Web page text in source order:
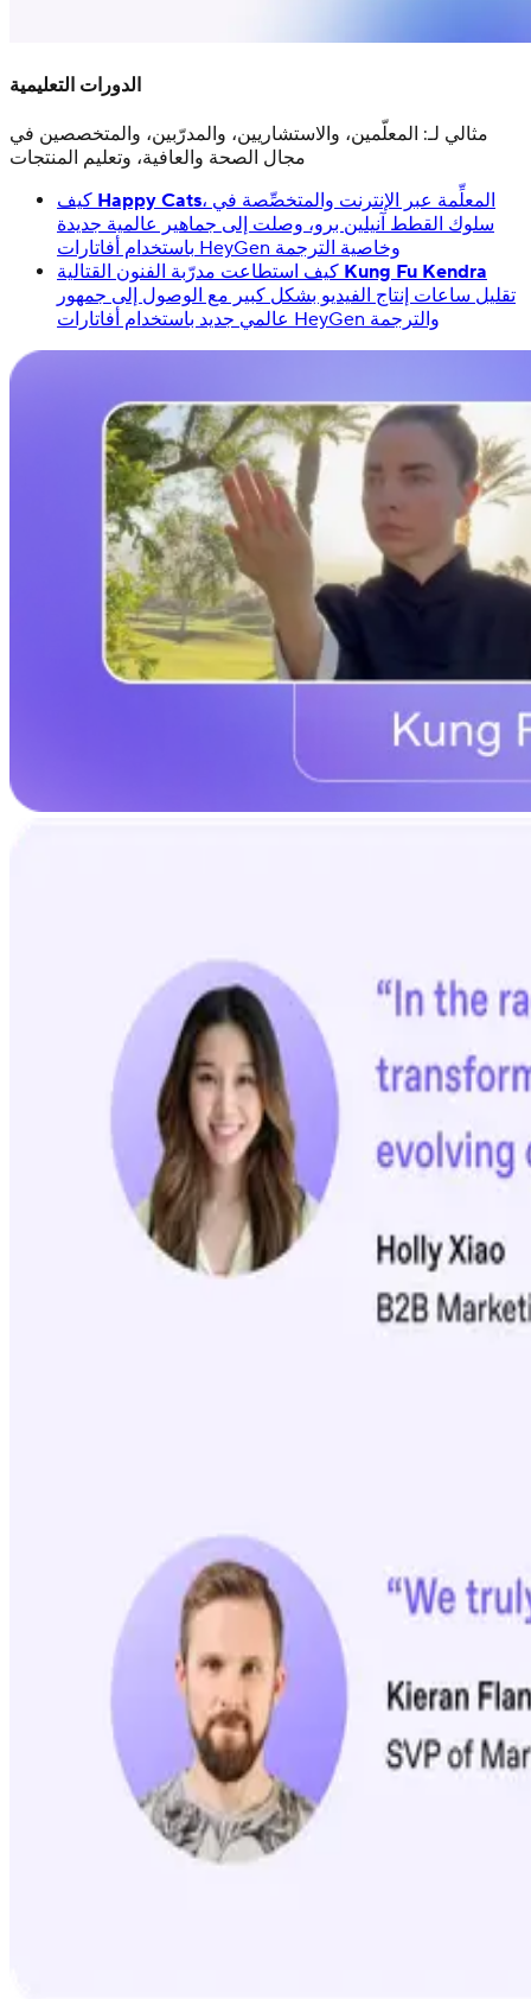
الدورات التعليمية
مثالي لـ: المعلّمين، والاستشاريين، والمدرّبين، والمتخصصين في
مجال الصحة والعافية، وتعليم المنتجات
Happy Cats، المعلِّمة عبر الإنترنت والمتخصِّصة في
سلوك القطط آنيلين برو، وصلت إلى جماهير عالمية جديدة
باستخدام أفاتارات HeyGen وخاصية الترجمة
Kung Fu Kendra
تقليل ساعات إنتاج الفيديو بشكل كبير مع الوصول إلى جمهور
عالمي جديد باستخدام أفاتارات HeyGen والترجمة